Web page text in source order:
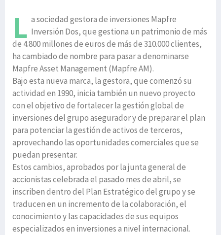
L a sociedad gestora de inversiones Mapfre
Inversión Dos, que gestiona un patrimonio de más
de 4.800 millones de euros de más de 310.000 clientes,
ha cambiado de nombre para pasar a denominarse
Mapfre Asset Management (Mapfre AM).
Bajo esta nueva marca, la gestora, que comenzó su
actividad en 1990, inicia también un nuevo proyecto
con el objetivo de fortalecer la gestión global de
inversiones del grupo asegurador y de preparar el plan
para potenciar la gestión de activos de terceros,
aprovechando las oportunidades comerciales que se
puedan presentar.
Estos cambios, aprobados por la junta general de
accionistas celebrada el pasado mes de abril, se
inscriben dentro del Plan Estratégico del grupo y se
traducen en un incremento de la colaboración, el
conocimiento y las capacidades de sus equipos
especializados en inversiones a nivel internacional.